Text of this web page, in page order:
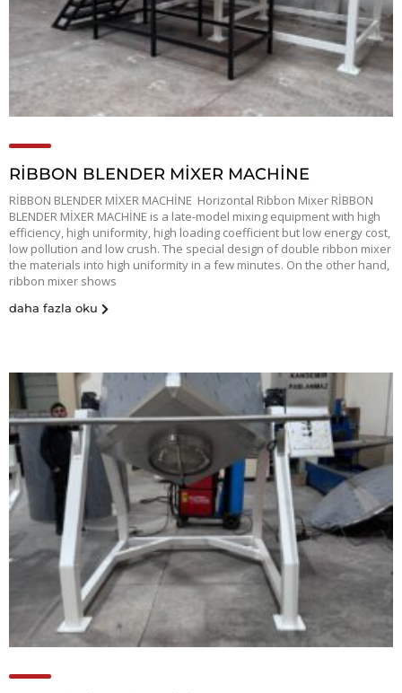
RİBBON BLENDER MİXER MACHİNE
RİBBON BLENDER MİXER MACHİNE Horizontal Ribbon Mixer RİBBON
BLENDER MİXER MACHİNE is a late-model mixing equipment with high
efficiency, high uniformity, high loading coefficient but low energy cost,
low pollution and low crush. The special design of double ribbon mixer
the materials into high uniformity in a few minutes. On the other hand,
ribbon mixer shows
daha fazla oku